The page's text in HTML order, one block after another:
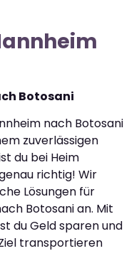
Botosani
nach Botosani
zuverlässigen
du bei Heim
richtig! Wir
Lösungen für
Botosani an. Mit
du Geld sparen und
transportieren